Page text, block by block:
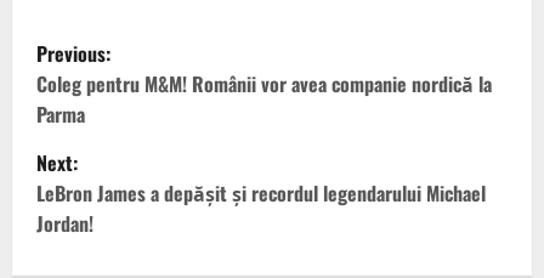
P
o
s
t
n
Previous:
Coleg pentru M&M! Românii vor avea companie nordică la
Parma
Next:
LeBron James a depășit și recordul legendarului Michael
Jordan!